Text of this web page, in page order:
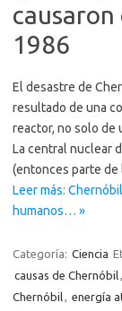
1986
El desastre de
resultado de una
reactor, no solo de
La central nuclear
(entonces parte de
Leer más:
humanos… »
Categoría: Ciencia
causas de Chernóbil,
Chernóbil, energía